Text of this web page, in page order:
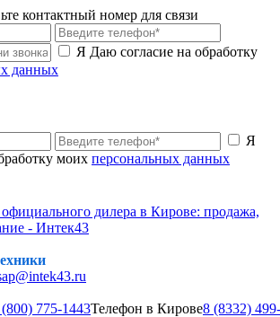
контактный номер для связи
Я Даю согласие на обработку
данных
Я
моих персональных данных
775-1443Телефон в Кирове8 (8332)